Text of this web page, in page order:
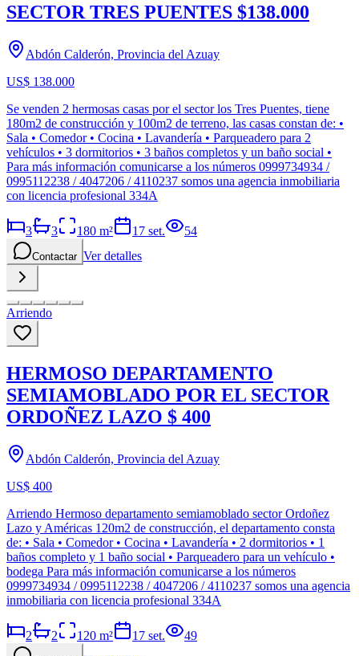
SECTOR TRES PUENTES $138.000
Abdón Calderón, Provincia del Azuay
US$ 138.000
Se venden 2 hermosas casas por el sector los Tres Puentes, tiene
180m2 de construcción y 100m2 de terreno, las casas constan de: •
Sala • Comedor • Cocina • Lavandería • Parqueadero para 2
vehículos • 3 dormitorios • 3 baños completos y un baño social •
Para más información comunicarse a los números 0999734934 /
0995112238 / 4047206 / 4110237 somos una agencia inmobiliaria
con licencia profesional 334A
3 3 180 m² 17 set. 54
Contactar Ver detalles
Arriendo
HERMOSO DEPARTAMENTO
SEMIAMOBLADO POR EL SECTOR
ORDOÑEZ LAZO $ 400
Abdón Calderón, Provincia del Azuay
US$ 400
Arriendo Hermoso departamento semiamoblado sector Ordoñez
Lazo y Américas 120m2 de construcción, el departamento consta
de: • Sala • Comedor • Cocina • Lavandería • 2 dormitorios • 1
baños completo y 1 baño social • Parqueadero para un vehículo •
bodega Para más información comunicarse a los números
0999734934 / 0995112238 / 4047206 / 4110237 somos una agencia
inmobiliaria con licencia profesional 334A
2 2 120 m² 17 set. 49